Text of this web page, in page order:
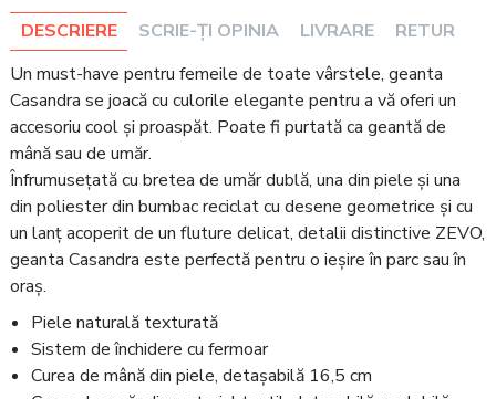
DESCRIERE SCRIE-ȚI OPINIA LIVRARE
RETUR
Un must-have pentru femeile de toate vârstele, geanta
Casandra se joacă cu culorile elegante pentru a vă oferi un
accesoriu cool și proaspăt. Poate fi purtată ca geantă de
mână sau de umăr.
Înfrumusețată cu bretea de umăr dublă, una din piele și una
din poliester din bumbac reciclat cu desene geometrice și cu
un lanț acoperit de un fluture delicat, detalii distinctive ZEVO,
geanta Casandra este perfectă pentru o ieșire în parc sau în
oraș.
Piele naturală texturată
Sistem de închidere cu fermoar
Curea de mână din piele, detașabilă 16,5 cm